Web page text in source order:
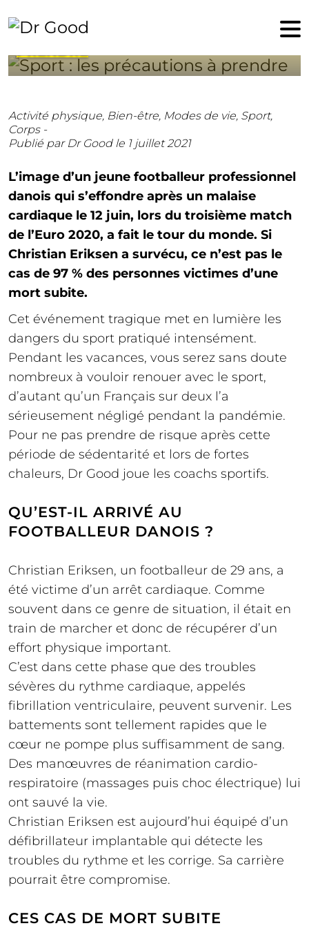
SPORT : LES PRÉCAUTIONS À
Activité physique, Bien-être, Modes de vie, Sport,
Corps -
Publié par Dr Good le 1 juillet 2021
L’image d’un jeune footballeur professionnel
danois qui s’effondre après un malaise
cardiaque le 12 juin, lors du troisième match
de l’Euro 2020, a fait le tour du monde. Si
Christian Eriksen a survécu, ce n’est pas le
cas de 97 % des personnes victimes d’une
mort subite.
Cet événement tragique met en lumière les
dangers du sport pratiqué intensément.
Pendant les vacances, vous serez sans doute
nombreux à vouloir renouer avec le sport,
d’autant qu’un Français sur deux l’a
sérieusement négligé pendant la pandémie.
Pour ne pas prendre de risque après cette
période de sédentarité et lors de fortes
chaleurs, Dr Good joue les coachs sportifs.
QU’EST-IL ARRIVÉ AU
FOOTBALLEUR DANOIS ?
Christian Eriksen, un footballeur de 29 ans, a
été victime d’un arrêt cardiaque. Comme
souvent dans ce genre de situation, il était en
train de marcher et donc de récupérer d’un
effort physique important.
C’est dans cette phase que des troubles
sévères du rythme cardiaque, appelés
fibrillation ventriculaire, peuvent survenir. Les
battements sont tellement rapides que le
cœur ne pompe plus suffisamment de sang.
Des manœuvres de réanimation cardio-
respiratoire (massages puis choc électrique) lui
ont sauvé la vie.
Christian Eriksen est aujourd’hui équipé d’un
défibrillateur implantable qui détecte les
troubles du rythme et les corrige. Sa carrière
pourrait être compromise.
CES CAS DE MORT SUBITE